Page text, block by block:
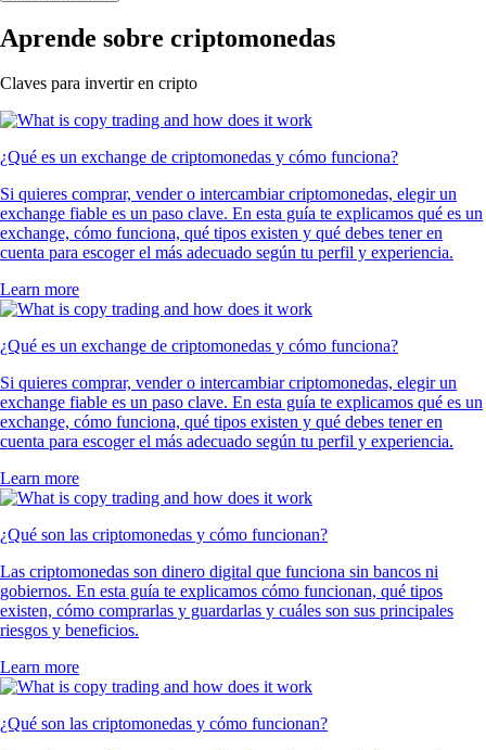
Aprende sobre criptomonedas
Claves para invertir en cripto
¿Qué es un exchange de criptomonedas y cómo funciona?
Si quieres comprar, vender o intercambiar criptomonedas, elegir un
exchange fiable es un paso clave. En esta guía te explicamos qué es un
exchange, cómo funciona, qué tipos existen y qué debes tener en
cuenta para escoger el más adecuado según tu perfil y experiencia.
Learn more
¿Qué es un exchange de criptomonedas y cómo funciona?
Si quieres comprar, vender o intercambiar criptomonedas, elegir un
exchange fiable es un paso clave. En esta guía te explicamos qué es un
exchange, cómo funciona, qué tipos existen y qué debes tener en
cuenta para escoger el más adecuado según tu perfil y experiencia.
Learn more
¿Qué son las criptomonedas y cómo funcionan?
Las criptomonedas son dinero digital que funciona sin bancos ni
gobiernos. En esta guía te explicamos cómo funcionan, qué tipos
existen, cómo comprarlas y guardarlas y cuáles son sus principales
riesgos y beneficios.
Learn more
¿Qué son las criptomonedas y cómo funcionan?